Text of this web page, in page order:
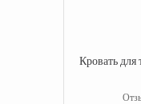
Кровать для